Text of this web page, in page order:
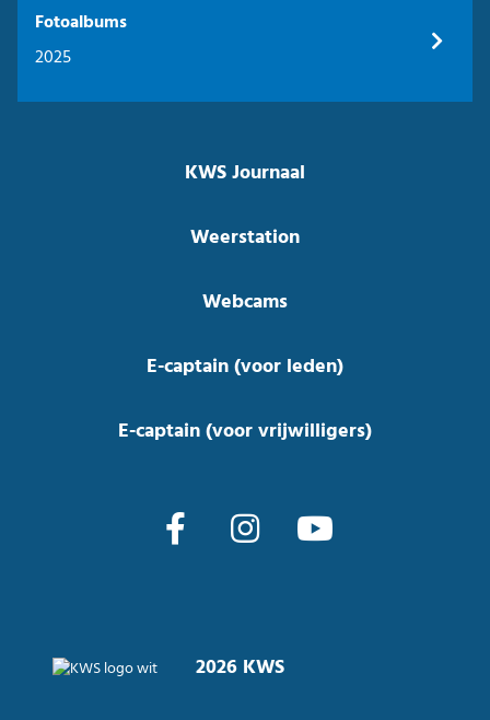
Fotoalbums
2025
KWS Journaal
Weerstation
Webcams
E-captain (voor leden)
E-captain (voor vrijwilligers)
2026 KWS